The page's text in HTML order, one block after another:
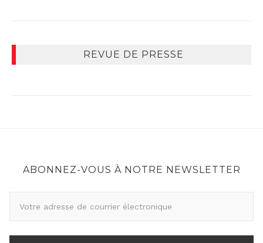
REVUE DE PRESSE
ABONNEZ-VOUS À NOTRE NEWSLETTER
r